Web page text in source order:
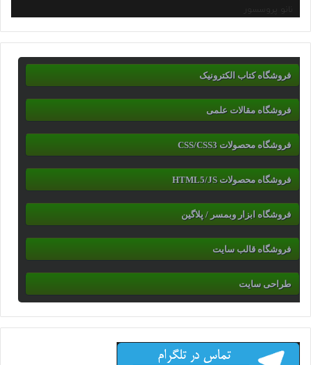
نانو پروسسور
فروشگاه کتاب الکترونیک
فروشگاه مقالات علمی
فروشگاه محصولات CSS/CSS3
فروشگاه محصولات HTML5/JS
فروشگاه ابزار وبمسر / پلاگین
فروشگاه قالب سایت
طراحی سایت